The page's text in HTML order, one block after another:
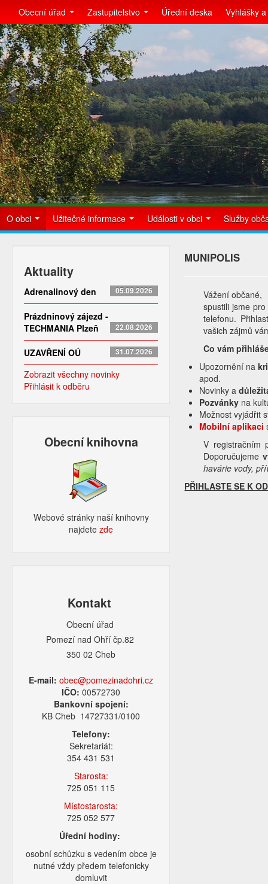
Obecní úřad Zastupitelstvo Úřední deska Vyhlášky
O obci Užitečné informace Události v obci Služby
Aktuality
Adrenalinový den 05.09.2026
Prázdninový zájezd -
TECHMANIA Plzeň
22.08.2026
UZAVŘENÍ OÚ 31.07.2026
Zobrazit všechny novinky
Přihlásit k odběru
Obecní knihovna
Webové stránky naší knihovny
najdetezde​
Kontakt
Obecní úřad
Pomezí nad Ohří čp.82
350 02 Cheb
E-mail: obec@pomezinadohri.cz
IČO:00572730
Bankovní spojení:
KB Cheb 14727331/0100
Telefony:
Sekretariát:
354 431 531
Starosta:
725 051 115
Místostarosta:
725 052 577
Úřední hodiny:
osobní schůzku s vedením obce je
nutné vždy předem telefonicky
domluvit
MUNIPOLIS
Vážení občané,
spustili jsme
telefonu.
vašich zájmů
Co vám
Upozornění na
apod.
Novinky a
Pozvánky na
Možnost vyjádřit
Mobilní aplikaci
V registračním
Doporučujeme
havárie vody,
PŘIHLASTE SE K